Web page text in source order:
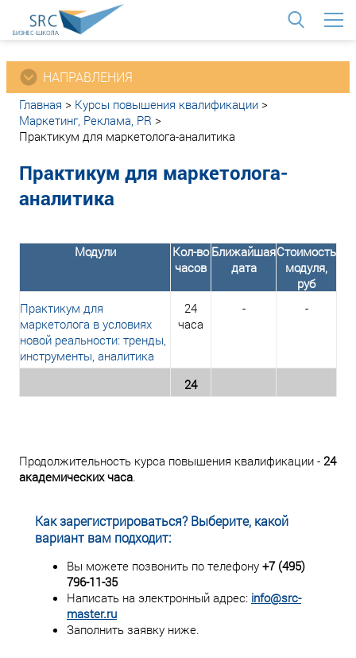
НАПРАВЛЕНИЯ
Главная > Курсы повышения квалификации >
Маркетинг, Реклама, PR >
Практикум для маркетолога-аналитика
Практикум для маркетолога-
аналитика
Модули
Кол-во
часов
Ближайшая
дата
Стоимость
модуля,
руб
Практикум для
маркетолога в условиях
новой реальности: тренды,
инструменты, аналитика
24
часа
- -
24
Продолжительность курса повышения квалификации - 24
академических часа.
Как зарегистрироваться? Выберите, какой
вариант вам подходит:
Вы можете позвонить по телефону +7 (495)
796-11-35
Написать на электронный адрес: info@src-
master.ru
Заполнить заявку ниже.